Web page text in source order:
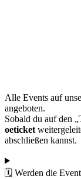
Alle Events auf
angeboten.
Sobald du auf den „
oeticket
abschließen kannst.
🗓️ Werden die